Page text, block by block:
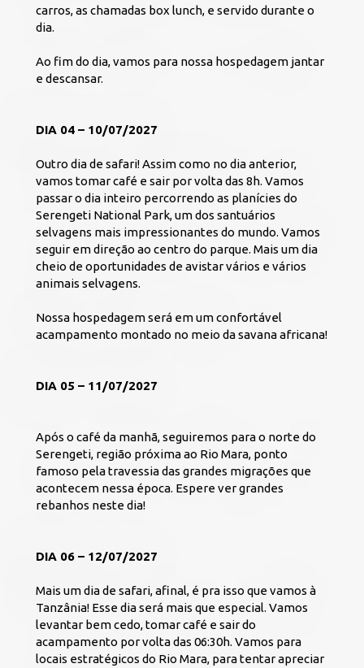
carros, as chamadas box lunch, e servido durante o
dia.
Ao fim do dia, vamos para nossa hospedagem jantar
e descansar.
DIA 04 – 10/07/2027
Outro dia de safari! Assim como no dia anterior,
vamos tomar café e sair por volta das 8h. Vamos
passar o dia inteiro percorrendo as planícies do
Serengeti National Park, um dos santuários
selvagens mais impressionantes do mundo. Vamos
seguir em direção ao centro do parque. Mais um dia
cheio de oportunidades de avistar vários e vários
animais selvagens.
Nossa hospedagem será em um confortável
DIA 05 – 11/07/2027
Após o café da manhã, seguiremos para o norte do
Serengeti, região próxima ao Rio Mara, ponto
famoso pela travessia das grandes migrações que
acontecem nessa época. Espere ver grandes
rebanhos neste dia!
DIA 06 – 12/07/2027
Mais um dia de safari, afinal, é pra isso que vamos à
Tanzânia! Esse dia será mais que especial. Vamos
levantar bem cedo, tomar café e sair do
acampamento por volta das 06:30h. Vamos para
locais estratégicos do Rio Mara, para tentar apreciar